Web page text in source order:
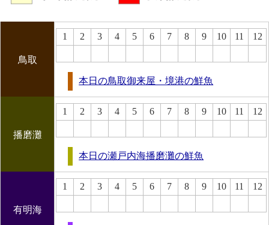
鳥取
1 2 3 4 5 6 7 8 9 10 11 12
本日の鳥取御来屋・境港の鮮魚
播磨灘
1 2 3 4 5 6 7 8 9 10 11 12
本日の瀬戸内海播磨灘の鮮魚
有明海
1 2 3 4 5 6 7 8 9 10 11 12